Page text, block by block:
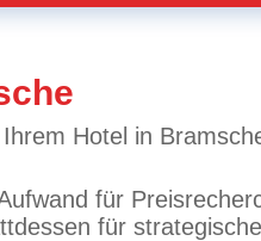
Hotel in
für
für